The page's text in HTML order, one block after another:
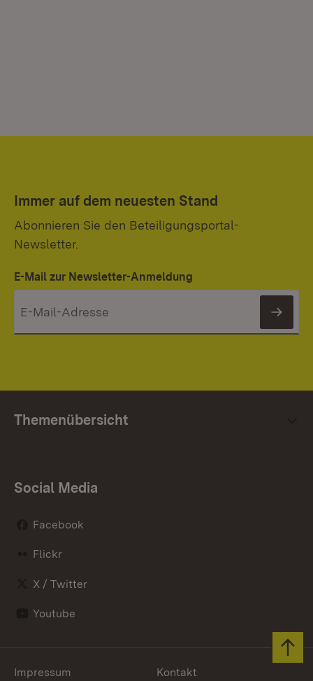
Immer auf dem neuesten Stand
Abonnieren Sie den Beteiligungsportal-
Newsletter.
E-Mail zur Newsletter-Anmeldung
Themenübersicht
Social Media
Facebook
Flickr
X / Twitter
Youtube
Impressum Kontakt